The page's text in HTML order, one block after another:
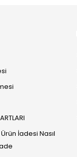
İadesi Nasıl